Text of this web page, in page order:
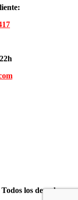
los derechos